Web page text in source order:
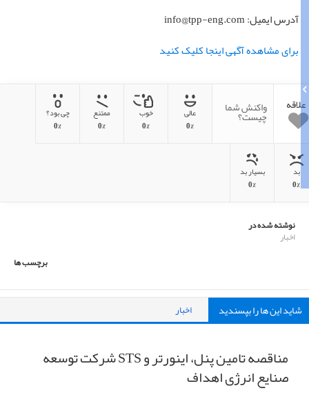
آدرس ایمیل: info@tpp-eng.com
برای مشاهده آگهی اینجا کلیک کنید
علاقه واکنش شما
چیست؟
عالی
0%
خوب
0%
ممتنع
0%
چی بود؟
0%
بد
0%
بسیار بد
0%
نوشته شده در
اخبار
برچسب ها
شاید این ها را بپسندید اخبار
مناقصه تامین پنل، اینورتر و STS شرکت توسعه
صنایع انرژی اهداف